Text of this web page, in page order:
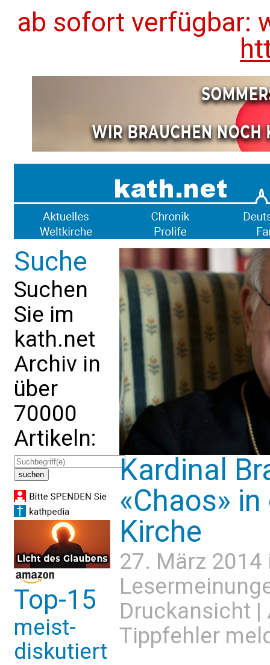
ab sofort verfügbar:
Suche
Suchen
Sie im
kath.net
Archiv in
über
70000
Artikeln:
Top-15
meist-
diskutiert
Kardinal
«Chaos»
Kirche
27. März
Druckansicht |
Tippfehler